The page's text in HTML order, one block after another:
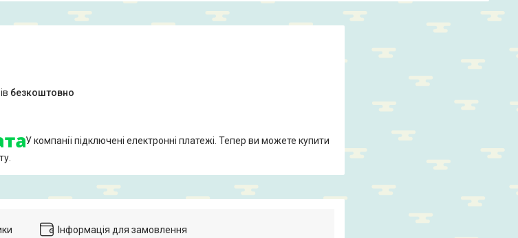
безкоштовно
У компанії підключені електронні платежі. Тепер ви можете купити
Інформація для замовлення